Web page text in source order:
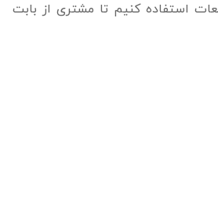
استفاده کنیم تا مشتری از بابت